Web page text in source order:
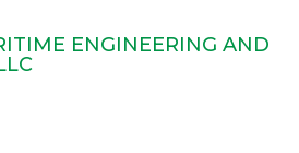
ENGINEERING AND